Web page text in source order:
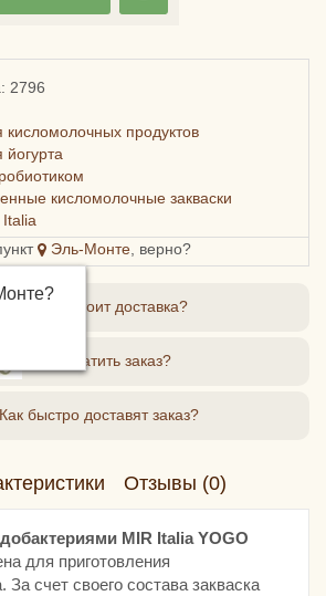
2796
кисломолочных продуктов
йогурта
кисломолочные закваски
Italia
Эль-Монте , верно?
?
Сколько стоит доставка?
Как оплатить заказ?
Как быстро доставят заказ?
Отзывы (0)
MIR Italia YOGO
для приготовления
За счет своего состава закваска